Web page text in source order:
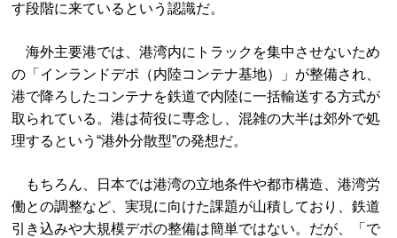
す段階に来ているという認識だ。
海外主要港では、港湾内にトラックを集中させないため
の「インランドデポ（内陸コンテナ基地）」が整備され、
港で降ろしたコンテナを鉄道で内陸に一括輸送する方式が
取られている。港は荷役に専念し、混雑の大半は郊外で処
理するという“港外分散型”の発想だ。
もちろん、日本では港湾の立地条件や都市構造、港湾労
働との調整など、実現に向けた課題が山積しており、鉄道
引き込みや大規模デポの整備は簡単ではない。だが、「で